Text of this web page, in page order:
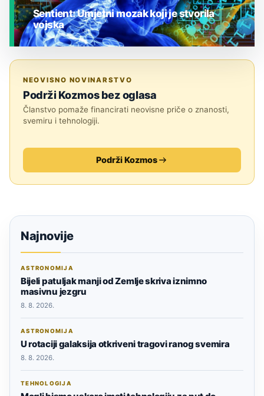
Sentient: Umjetni mozak koji je stvorila
vojska
NEOVISNO NOVINARSTVO
Podrži Kozmos bez oglasa
Članstvo pomaže financirati neovisne priče o znanosti,
svemiru i tehnologiji.
Podrži Kozmos
Najnovije
ASTRONOMIJA
Bijeli patuljak manji od Zemlje skriva iznimno
masivnu jezgru
8. 8. 2026.
ASTRONOMIJA
U rotaciji galaksija otkriveni tragovi ranog svemira
8. 8. 2026.
TEHNOLOGIJA